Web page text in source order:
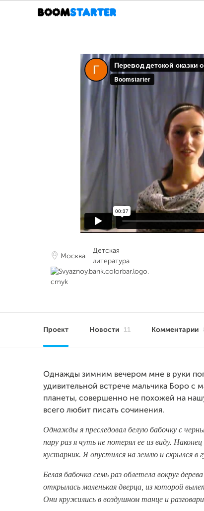
Москва
Детская
литература
Проект Новости 11 Комментарии
Однажды зимним вечером мне в руки
удивительной встрече мальчика Боро
планеты, совершенно не похожей на
всего любит писать сочинения.
Однажды я преследовал белую бабочку с
пару раз я чуть не потерял ее из виду.
кустарник. Я опустился на землю и скрылся в
Белая бабочка семь раз облетела вокруг
открылась маленькая дверца, из которой
Они кружились в воздушном танце и